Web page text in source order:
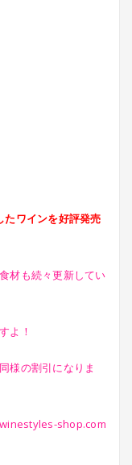
たワインを好評発売
材も続々更新してい
よ！
様の割引になりま
shop.com